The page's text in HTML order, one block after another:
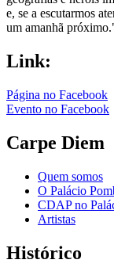
e, se a escutarmos
um amanhã
Link:
Página no Facebook
Evento no Facebook
Carpe Diem
Quem somos
O Palácio
CDAP no
Artistas
Histórico